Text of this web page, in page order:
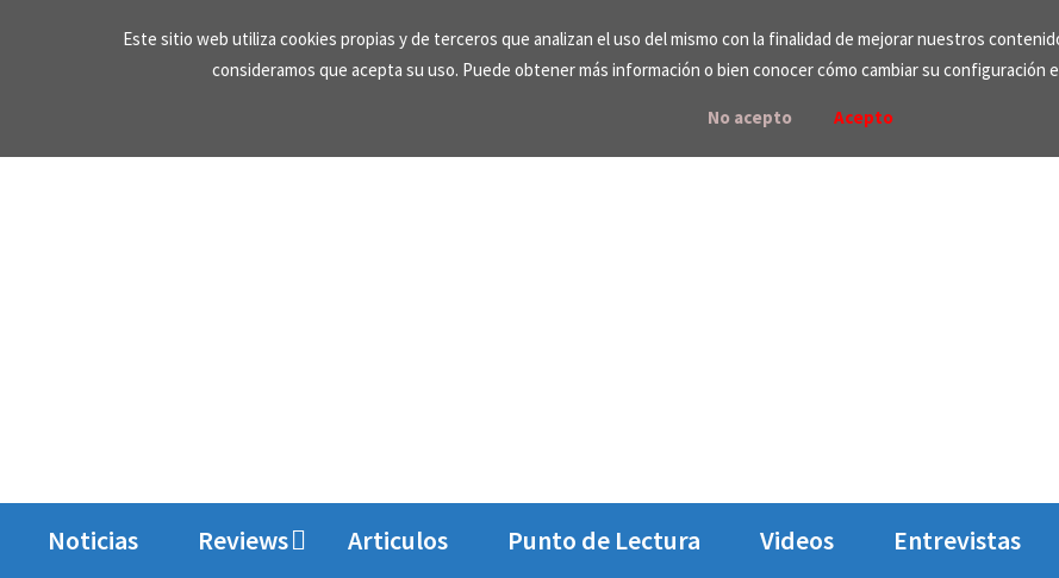
Este sitio web utiliza cookies propias y de terceros que analizan el uso del mismo con la finalidad de mejorar nuestros
consideramos que acepta su uso. Puede obtener más información o bien conocer cómo cambiar su configuración
No acepto Acepto
Noticias Reviews Articulos Punto de Lectura Videos Entrevistas